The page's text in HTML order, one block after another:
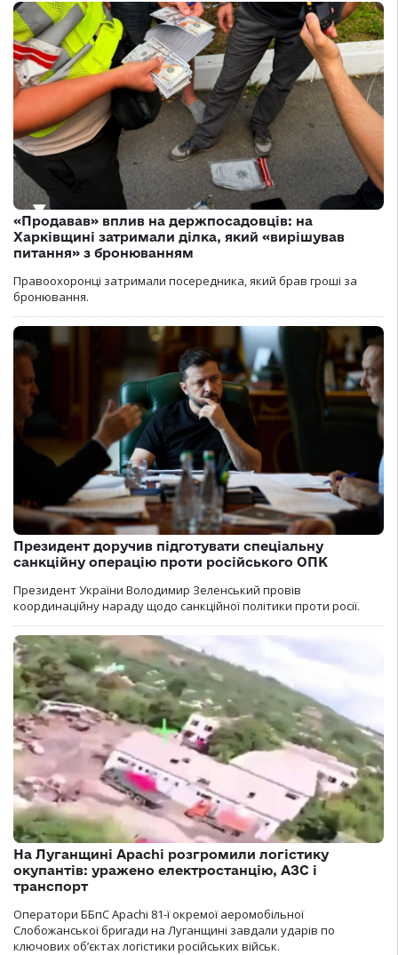
«Продавав» вплив на держпосадовців: на
Харківщині затримали ділка, який «вирішував
питання» з бронюванням
Правоохоронці затримали посередника, який брав гроші за
бронювання.
Президент доручив підготувати спеціальну
санкційну операцію проти російського ОПК
Президент України Володимир Зеленський провів
координаційну нараду щодо санкційної політики проти росії.
На Луганщині Apachi розгромили логістику
окупантів: уражено електростанцію, АЗС і
транспорт
Оператори ББпС Apachi 81-ї окремої аеромобільної
Слобожанської бригади на Луганщині завдали ударів по
ключових об’єктах логістики російських військ.